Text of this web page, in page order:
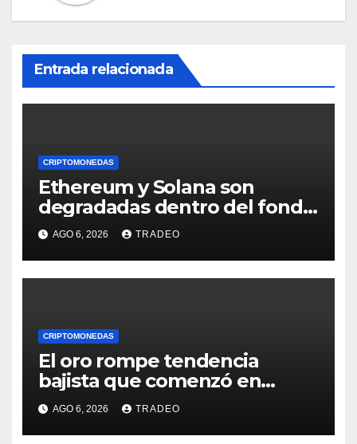
Entrada relacionada
CRIPTOMONEDAS
Ethereum y Solana son
degradadas dentro del fondo
de Grayscale
AGO 6, 2026 TRADEO
CRIPTOMONEDAS
El oro rompe tendencia
bajista que comenzó en
enero de 2026, ¿qué sigue?
AGO 6, 2026 TRADEO